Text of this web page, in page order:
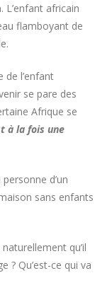
africain
flamboyant de
l’enfant
se pare des
Afrique se
à la fois une
d’un
sans enfants
qu’il
? Qu’est-ce qui va